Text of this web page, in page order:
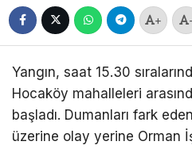
+ -
Yangın, saat 15.30
Hocaköy mahalleleri
başladı. Dumanları fark
üzerine olay yerine Orman